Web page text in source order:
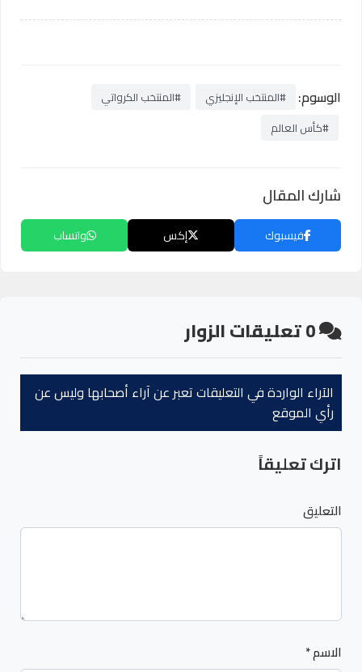
الوسوم: #المنتخب الإنجليزي
#المنتخب الكرواتي
#كأس العالم
شارك المقال
فيسبوك إكس واتساب
0تعليقات الزوار
الآراء الواردة في التعليقات تعبر عن آراء أصحابها وليس عن
رأي الموقع
اترك تعليقاً
التعليق
الاسم*